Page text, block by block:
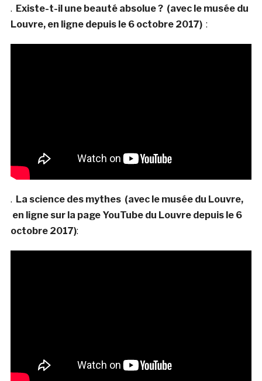
. Existe-t-il une beauté absolue ? (avec le musée du
Louvre, en ligne depuis le 6 octobre 2017):
. La science des mythes (avec le musée du Louvre,
en ligne sur la page YouTube du Louvre depuis le 6
octobre 2017):